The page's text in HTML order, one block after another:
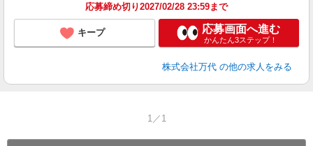
応募締め切り2027/02/28 23:59まで
キープ 応募画面へ進む
かんたん3ステップ！
株式会社万代 の他の求人をみる
1／1